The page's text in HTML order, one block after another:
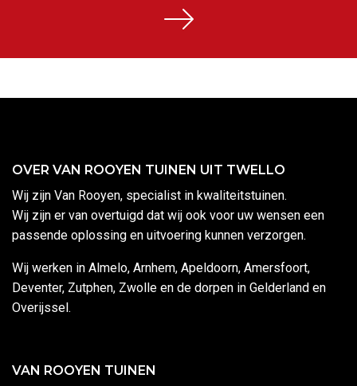
OVER VAN ROOYEN TUINEN UIT TWELLO
Wij zijn Van Rooyen, specialist in kwaliteitstuinen.
Wij zijn er van overtuigd dat wij ook voor uw wensen een
passende oplossing en uitvoering kunnen verzorgen.
Wij werken in Almelo, Arnhem, Apeldoorn, Amersfoort,
Deventer, Zutphen, Zwolle en de dorpen in Gelderland en
Overijssel.
VAN ROOYEN TUINEN